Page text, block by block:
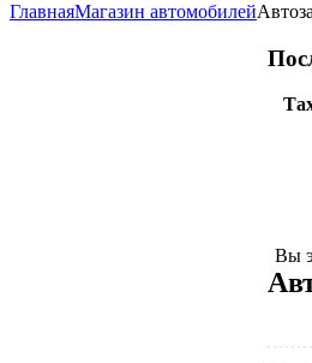
ГлавнаяМагазин автомобилей
Вы